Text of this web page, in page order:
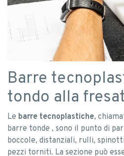
Barre
tondo alla
Le barre tecnoplastiche,
barre tonde , sono il punto di
boccole, distanziali, rulli,
pezzi torniti. La sezione può